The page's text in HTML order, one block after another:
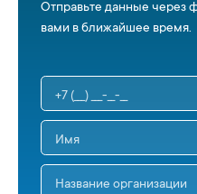
Отправьте данные через
вами в ближайшее время.